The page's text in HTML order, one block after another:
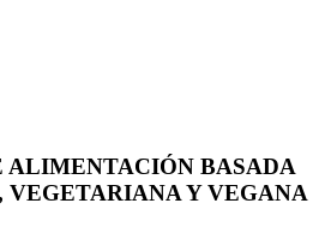
ALIMENTACIÓN BASADA
VEGETARIANA Y VEGANA